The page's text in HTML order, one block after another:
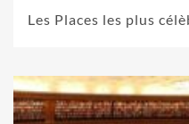
Les Places les plus